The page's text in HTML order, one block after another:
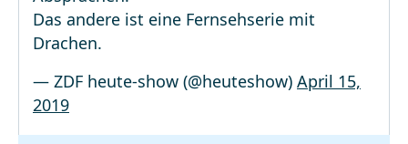
Das andere ist eine Fernsehserie mit
Drachen.
— ZDF heute-show (@heuteshow) April 15,
2019